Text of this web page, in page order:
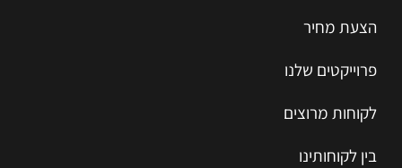
הצעת מחיר
פרוייקטים שלנו
לקוחות מרוצים
בין לקוחותינו